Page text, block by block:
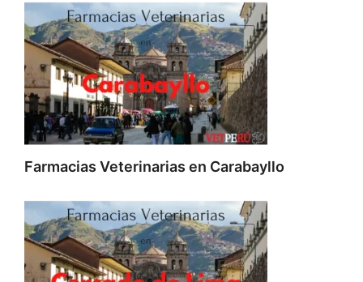
Farmacias Veterinarias en Carabayllo